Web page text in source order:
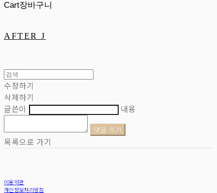
Cart장바구니
AFTER J
수정하기
삭제하기
글쓴이
내용
댓글 쓰기
목록으로 가기
이용약관
개인정보처리방침